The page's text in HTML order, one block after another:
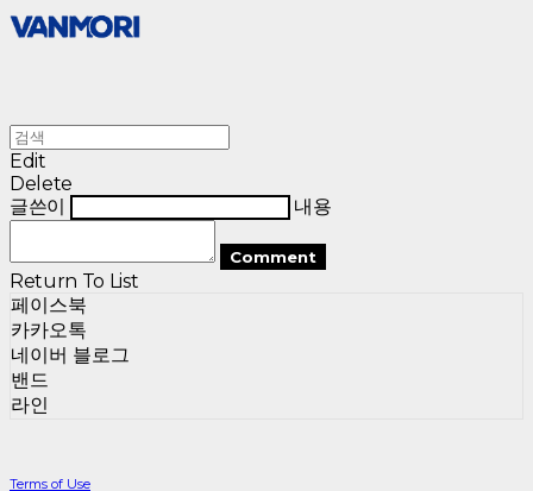
Edit
Delete
글쓴이
내용
Comment
Return To List
페이스북
카카오톡
네이버 블로그
밴드
라인
Terms of Use